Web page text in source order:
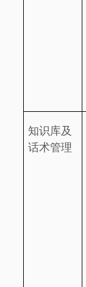
知识库及
话术管理